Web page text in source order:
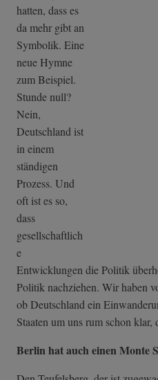
hatten, dass es
da mehr gibt an
Symbolik. Eine
neue Hymne
zum Beispiel.
Stunde null?
Nein,
Deutschland ist
in einem
ständigen
Prozess. Und
oft ist es so,
dass
gesellschaftlich
e
Entwicklungen die Politik
Politik nachziehen. Wir haben
ob Deutschland ein
Staaten um uns rum schon klar,
Berlin hat auch einen Monte